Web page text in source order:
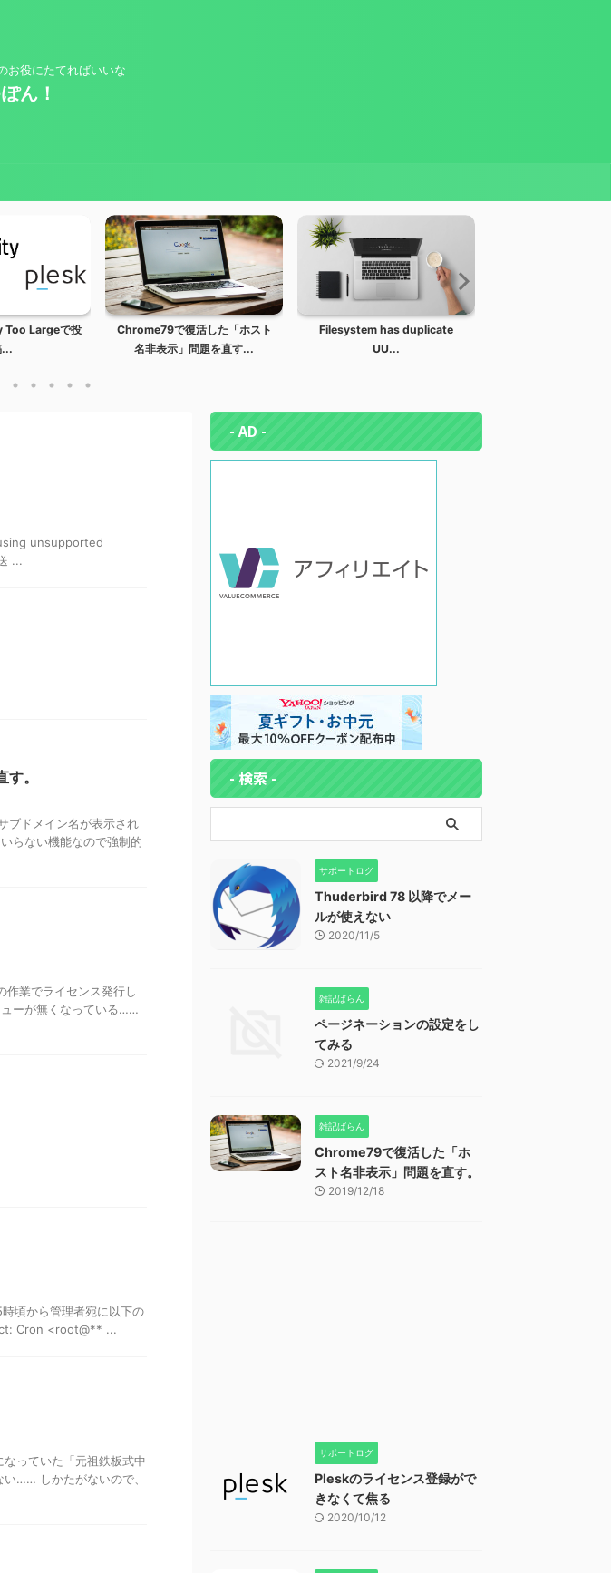
お役にたてればいいな
ん！
Largeで投
...
Chrome79で復活した「ホスト
名非表示」問題を直す...
Filesystem has duplicate
UU...
unsupported
...
。
ブドメイン名が表示され
らない機能なので強制的
作業でライセンス発行し
ーが無くなっている……
頃から管理者宛に以下の
Cron <root@** ...
っていた「元祖鉄板式中
…… しかたがないので、
- AD -
- 検索 -
サポートログ
Thuderbird 78 以降でメー
ルが使えない
2020/11/5
雑記ばらん
ページネーションの設定をし
てみる
2021/9/24
雑記ばらん
Chrome79で復活した「ホ
スト名非表示」問題を直す。
2019/12/18
サポートログ
Pleskのライセンス登録がで
きなくて焦る
2020/10/12